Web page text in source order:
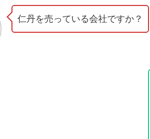
仁丹を売っている会社ですか？